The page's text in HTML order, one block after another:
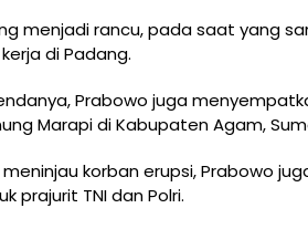
menjadi rancu, pada saat yang
di Padang.
Prabowo juga
Marapi di Kabupaten Agam,
meninjau korban erupsi, Prabowo
prajurit TNI dan Polri.